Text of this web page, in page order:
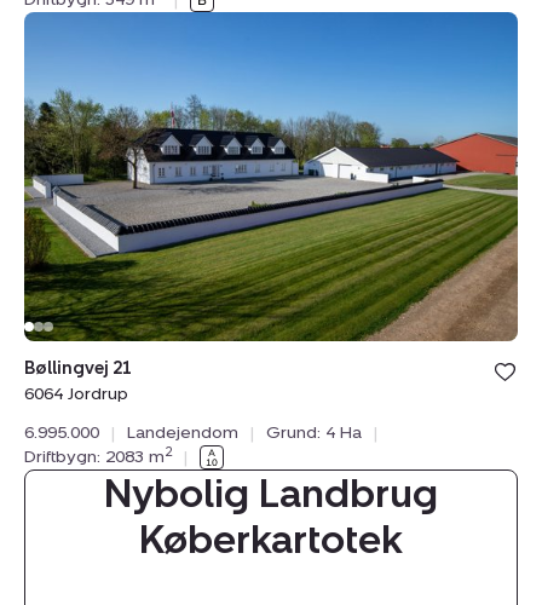
21,
6064
Jordrup
Bøllingvej 21
6064 Jordrup
6.995.000
| Landejendom | Grund: 4 Ha
|
Driftbygn: 2083 m2 |
Nybolig Landbrug
Køberkartotek